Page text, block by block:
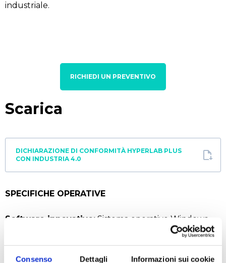
Consenso Dettagli Informazioni sui cookie
industriale.
RICHIEDI UN PREVENTIVO
Scarica
DICHIARAZIONE DI CONFORMITÀ HYPERLAB PLUS
CON INDUSTRIA 4.0
SPECIFICHE OPERATIVE
Software innovativo: Sistema operativo Windows,
funzioni di lavoro semplificate, tecnologia touch
screen, spegnimento ed accensione con start-up
programmabile, supporto tecnico applicativo on-line.